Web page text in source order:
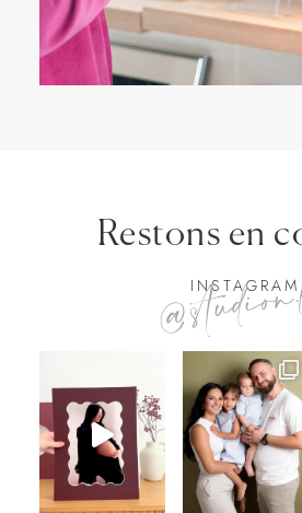
Restons en
INSTAGRAM